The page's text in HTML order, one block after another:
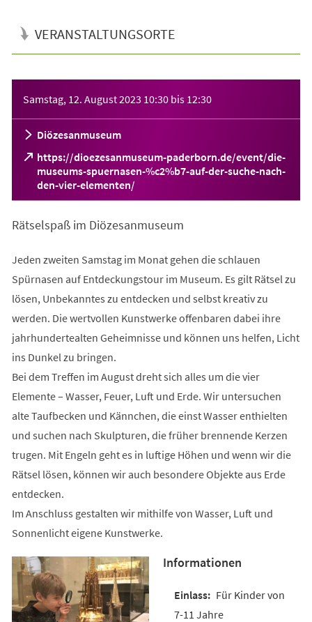
VERANSTALTUNGSORTE
Samstag, 12. August 2023 10:30 bis 12:30
Diözesanmuseum
https://dioezesanmuseum-paderborn.de/event/die-
museums-spuernasen-%c2%b7-auf-der-suche-nach-
den-vier-elementen/
(Öffnet
in
neuen
Rätselspaß im Diözesanmuseum
Jeden zweiten Samstag im Monat gehen die schlauen
Spürnasen auf Entdeckungstour im Museum. Es gilt Rätsel zu
lösen, Unbekanntes zu entdecken und selbst kreativ zu
werden. Die wertvollen Kunstwerke offenbaren dabei ihre
jahrhundertealten Geheimnisse und können uns helfen, Licht
ins Dunkel zu bringen.
Bei dem Treffen im August dreht sich alles um die vier
Elemente – Wasser, Feuer, Luft und Erde. Wir untersuchen
alte Taufbecken und Kännchen, die einst Wasser enthielten
und suchen nach Skulpturen, die früher brennende Kerzen
trugen. Mit Engeln geht es in luftige Höhen und wenn wir die
Rätsel lösen, können wir auch besondere Objekte aus Erde
entdecken.
Im Anschluss gestalten wir mithilfe von Wasser, Luft und
Sonnenlicht eigene Kunstwerke.
Informationen
Für Kinder von
7-11 Jahre